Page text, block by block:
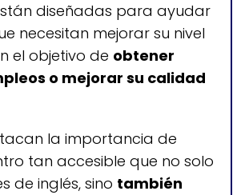
de atención
a viernes: 12:00-19:00
y domingos: cerrado
diseñadas para ayudar
necesitan mejorar su nivel
el objetivo de obtener
o mejorar su calidad
la importancia de
tan accesible que no solo
de inglés, sino también